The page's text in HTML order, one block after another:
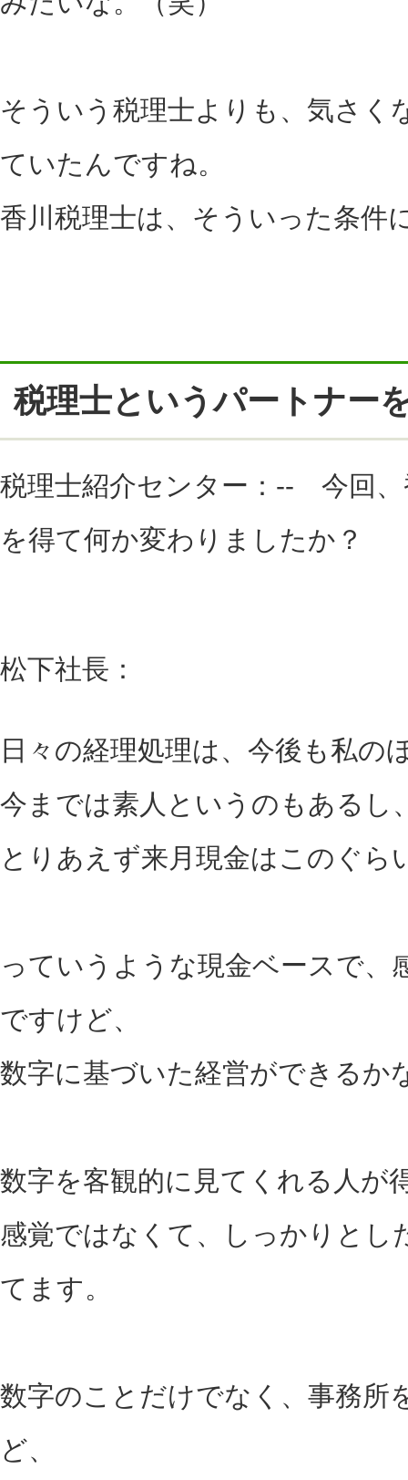
そういう税理士よりも、気さく
ていたんですね。
香川税理士は、そういった条件
税理士というパートナー
税理士紹介センター：-- 今回
を得て何か変わりましたか？
松下社長：
日々の経理処理は、今後も私の
今までは素人というのもあるし
とりあえず来月現金はこのぐら
っていうような現金ベースで、
ですけど、
数字に基づいた経営ができるか
数字を客観的に見てくれる人が
感覚ではなくて、しっかりとし
てます。
数字のことだけでなく、事務所
ど、